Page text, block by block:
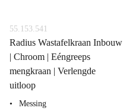
55.153.541
Radius Wastafelkraan Inbouw
| Chroom | Eéngreeps
mengkraan | Verlengde
uitloop
Messing